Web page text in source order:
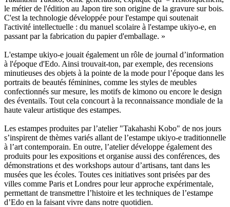
le métier de l'édition au Japon tire son origine de la gravure sur bois.
C'est la technologie développée pour l'estampe qui soutenait
l'activité intellectuelle : du manuel scolaire à l'estampe ukiyo-e, en
passant par la fabrication du papier d'emballage. »
L'estampe ukiyo-e jouait également un rôle de journal d’information
à l'époque d'Edo. Ainsi trouvait-ton, par exemple, des recensions
minutieuses des objets à la pointe de la mode pour l’époque dans les
portraits de beautés féminines, comme les styles de meubles
confectionnés sur mesure, les motifs de kimono ou encore le design
des éventails. Tout cela concourt à la reconnaissance mondiale de la
haute valeur artistique des estampes.
Les estampes produites par l’atelier "Takahashi Kobo" de nos jours
s’inspirent de thèmes variés allant de l’estampe ukiyo-e traditionnelle
à l’art contemporain. En outre, l’atelier développe également des
produits pour les expositions et organise aussi des conférences, des
démonstrations et des workshops autour d’artisans, tant dans les
musées que les écoles. Toutes ces initiatives sont prisées par des
villes comme Paris et Londres pour leur approche expérimentale,
permettant de transmettre l’histoire et les techniques de l’estampe
d’Edo en la faisant vivre dans notre quotidien.